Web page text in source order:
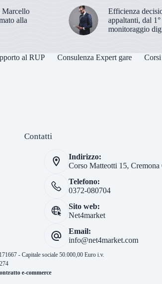
Marcello
alla
Efficienza
appaltanti, dal
monitoraggio
al RUP Consulenza Expert gare Corsi
Contatti
Indirizzo:
Corso Matteotti 15, Cremona
Telefono:
0372-080704
Sito web:
Net4market
Email:
info@net4market.com
- Capitale sociale 50.000,00 Euro i.v.
e-commerce